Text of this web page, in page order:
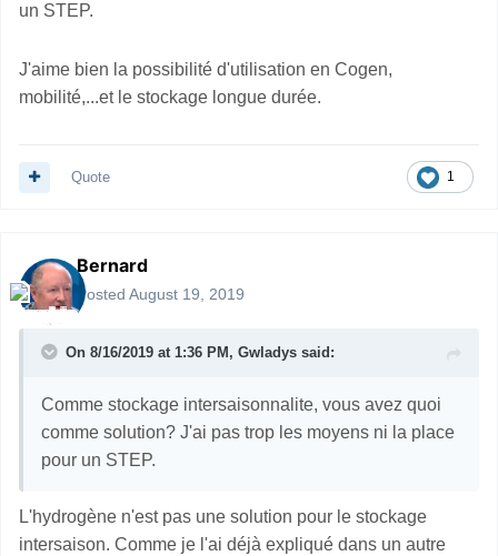
un STEP.
J'aime bien la possibilité d'utilisation en Cogen,
mobilité,...et le stockage longue durée.
1
Quote
Bernard
Posted August 19, 2019
On 8/16/2019 at 1:36 PM, Gwladys said:
Comme stockage intersaisonnalite, vous avez quoi
comme solution? J'ai pas trop les moyens ni la place
pour un STEP.
L'hydrogène n'est pas une solution pour le stockage
intersaison. Comme je l'ai déjà expliqué dans un autre